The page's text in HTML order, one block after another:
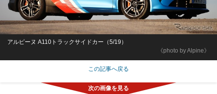
《photo by Alpine》
アルピーヌ A110トラックサイドカー（5/19）
この記事へ戻る